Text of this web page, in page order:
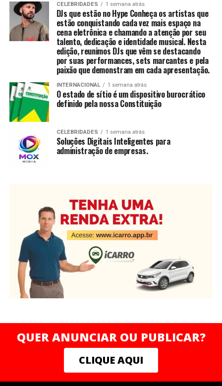
CELEBRIDADES 1 semana atrás
DJs que estão no Hype Conheça os artistas que
estão conquistando cada vez mais espaço na
cena eletrônica e chamando a atenção por seu
talento, dedicação e identidade musical. Nesta
edição, reunimos DJs que vêm se destacando
por suas performances, sets marcantes e pela
paixão que demonstram em cada apresentação.
INTERNACIONAL 1 semana atrás
O estado de sítio é um dispositivo burocrático
definido pela nossa Constituição
CELEBRIDADES 1 semana atrás
Soluções Digitais Inteligentes para
administração de empresas.
QUER ANUNCIAR OU PUBLICAR?
CLIQUE AQUI